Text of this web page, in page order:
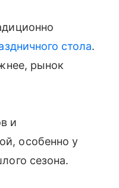
стола.
рынок
и
особенно у
сезона.